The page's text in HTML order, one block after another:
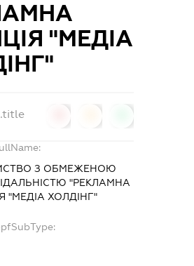
"МЕДІА
З ОБМЕЖЕНОЮ
"РЕКЛАМНА
"МЕДІА ХОЛДІНГ"